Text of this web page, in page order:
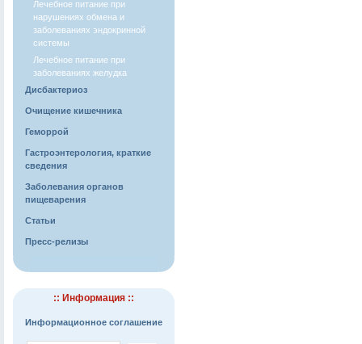
Лечебное питание при
нарушениях обмена и
заболеваниях эндокринной
системы
Лечебное питание при
заболеваниях желудка
Дисбактериоз
Очищение кишечника
Геморрой
Гастроэнтерология, краткие
сведения
Заболевания органов
пищеварения
Статьи
Пресс-релизы
:: Информация ::
Информационное соглашение